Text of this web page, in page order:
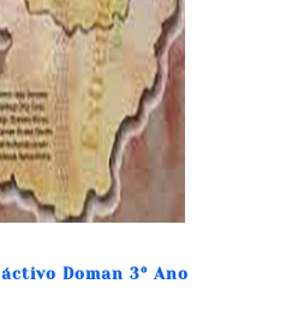
Doman 3º Ano